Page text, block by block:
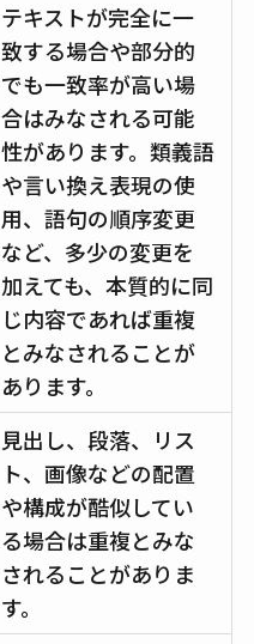
テキストが完全に一
致する場合や部分的
でも一致率が高い場
合はみなされる可能
性があります。類義語
や言い換え表現の使
用、語句の順序変更
など、多少の変更を
加えても、本質的に同
じ内容であれば重複
とみなされることが
あります。
見出し、段落、リス
ト、画像などの配置
や構成が酷似してい
る場合は重複とみな
されることがありま
す。